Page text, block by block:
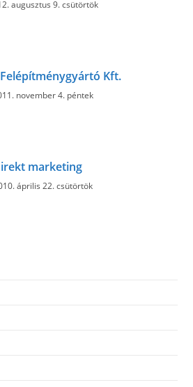
augusztus 9. csütörtök
Kft.
november 4. péntek
marketing
április 22. csütörtök